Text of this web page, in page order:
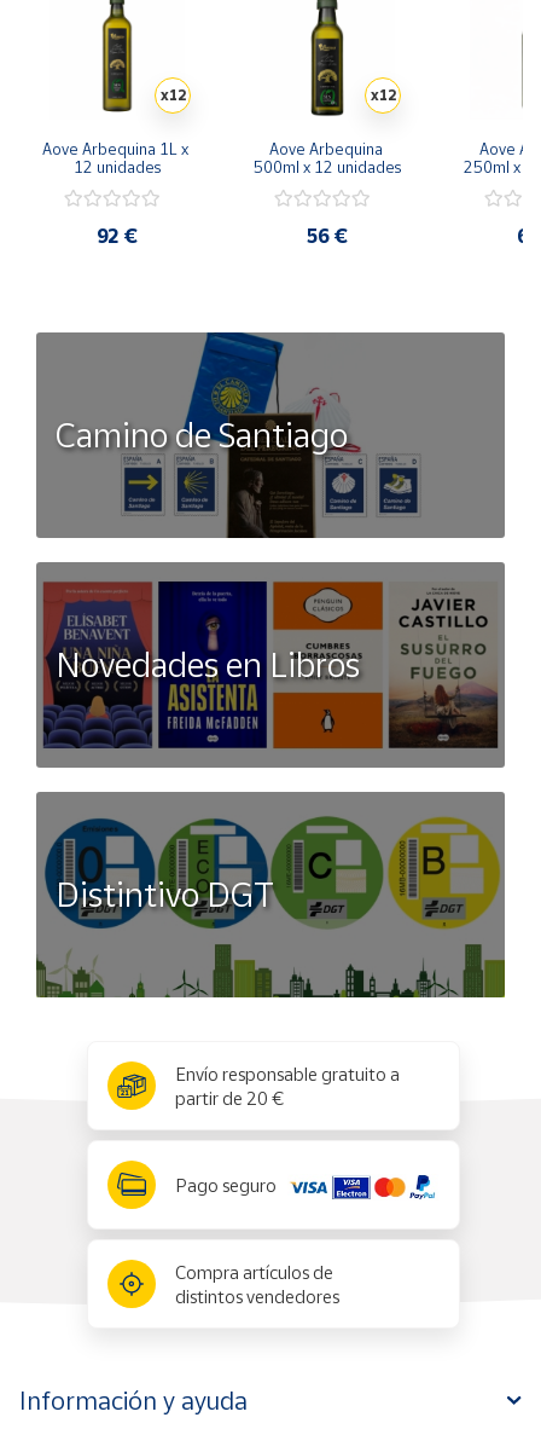
x12
Aove Arbequina 1L x
12 unidades
92 €
x12
Aove Arbequina
500ml x 12 unidades
56 €
Aove
250ml x
Camino de Santiago
Novedades en Libros
Distintivo DGT
Envío responsable gratuito a
partir de 20 €
Pago seguro
Compra artículos de
distintos vendedores
Información y ayuda